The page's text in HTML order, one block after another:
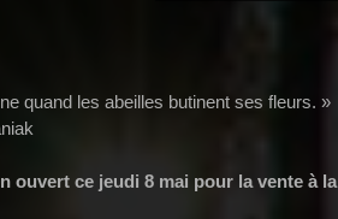
quand les abeilles butinent ses fleurs. »
ouvert ce jeudi 8 mai pour la vente à la